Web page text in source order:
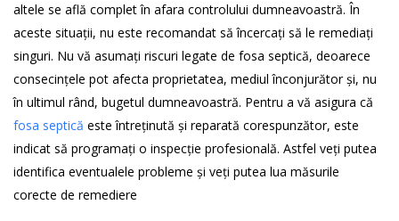
altele se află complet în afara controlului dumneavoastră. În
aceste situații, nu este recomandat să încercați să le remediați
singuri. Nu vă asumați riscuri legate de fosa septică, deoarece
consecințele pot afecta proprietatea, mediul înconjurător și, nu
în ultimul rând, bugetul dumneavoastră. Pentru a vă asigura că
fosa septică este întreținută și reparată corespunzător, este
indicat să programați o inspecție profesională. Astfel veți putea
identifica eventualele probleme și veți putea lua măsurile
corecte de remediere